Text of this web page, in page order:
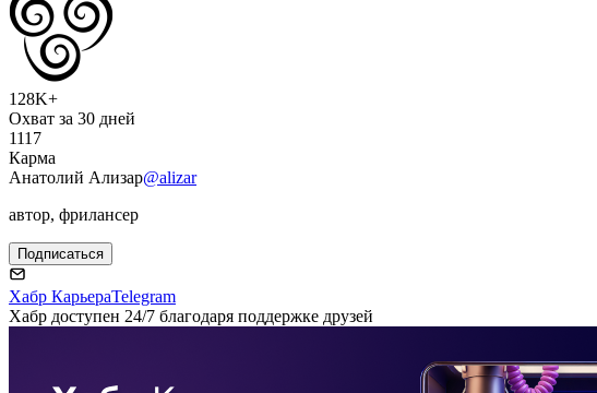
128K+
Охват за 30 дней
1117
Карма
Анатолий Ализар@alizar
автор, фрилансер
Подписаться
Хабр КарьераTelegram
Хабр доступен 24/7 благодаря поддержке друзей